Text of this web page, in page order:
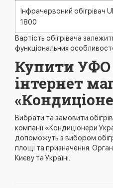
Інфрачервоний обігрівач
1800
Вартість обігрівача
функціональних
Купити УФО
інтернет
Вибрати та замовити
компанії «Кондиціонери
допоможуть з вибором
площі та призначення.
Києву та Україні.